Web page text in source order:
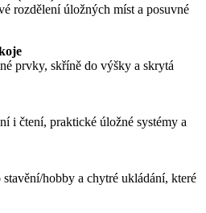
rozdělení úložných míst a posuvné
prvky, skříně do výšky a skrytá
i čtení, praktické úložné systémy a
hobby a chytré ukládání, které